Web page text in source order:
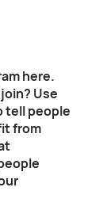
here.
Use
tell people
from